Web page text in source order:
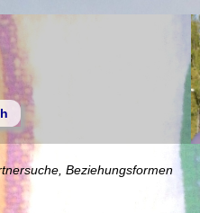
Beziehungsformen